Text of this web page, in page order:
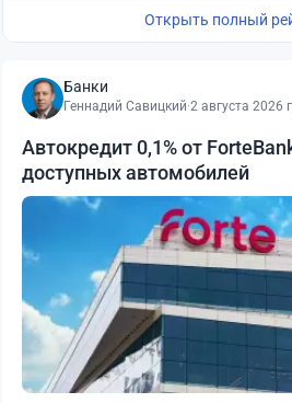
Открыть полный
Банки
Геннадий Савицкий·2 августа 2026
Автокредит 0,1% от
доступных автомобилей